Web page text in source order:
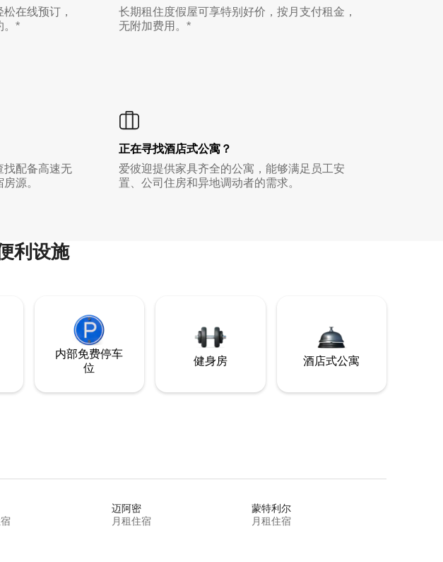
在线预订，
。*
长期租住度假屋可享特别好价，按月支付租金，
无附加费用。*
找配备高速无
源。
正在寻找酒店式公寓？
爱彼迎提供家具齐全的公寓，能够满足员工安
置、公司住房和异地调动者的需求。
利设施
内部免费停车
位
健身房 酒店式公寓
迈阿密
月租住宿
蒙特利尔
月租住宿